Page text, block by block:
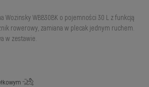
Wozinsky WBB30BK o pojemności 30 L z funkcją
rowerowy, zamiana w plecak jednym ruchem.
w zestawie.